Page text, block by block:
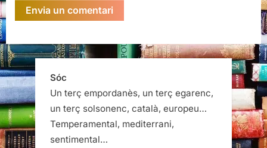
Sóc
Un terç empordanès, un terç egarenc,
un terç solsonenc, català, europeu…
Temperamental, mediterrani,
sentimental…